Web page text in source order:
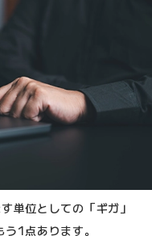
単位としての「ギガ」
1点あります。